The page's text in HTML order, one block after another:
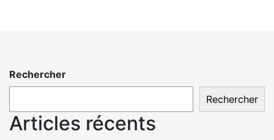
Rechercher
Rechercher
Articles récents